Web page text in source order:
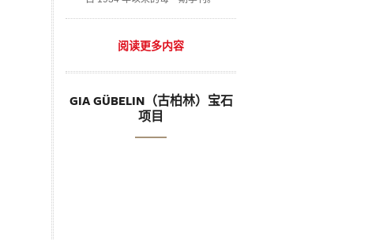
阅读更多内容
GIA GÜBELIN（古柏林）宝石
项目